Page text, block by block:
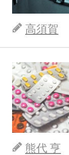
高須賀
熊代 亨